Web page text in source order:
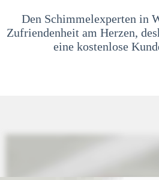
Den Schimmelexperten in
Zufriendenheit am Herzen,
eine kostenlose